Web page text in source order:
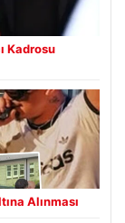
Kadrosu
Alınması